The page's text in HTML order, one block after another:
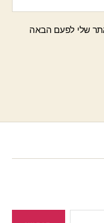
שלי לפעם הבאה